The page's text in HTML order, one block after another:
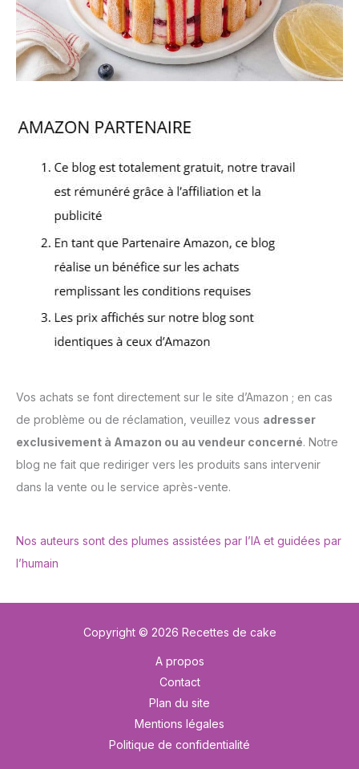
Vos achats se font directement sur le site d’Amazon ; en cas
de problème ou de réclamation, veuillez vous adresser
exclusivement à Amazon ou au vendeur concerné. Notre
blog ne fait que rediriger vers les produits sans intervenir
dans la vente ou le service après-vente.
Nos auteurs sont des plumes assistées par l’IA et guidées par
l’humain
Copyright © 2026 Recettes de cake
A propos
Contact
Plan du site
Mentions légales
Politique de confidentialité